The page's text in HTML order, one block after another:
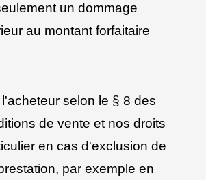
un dommage
au montant forfaitaire
selon le § 8 des
de vente et nos droits
en cas d'exclusion de
par exemple en